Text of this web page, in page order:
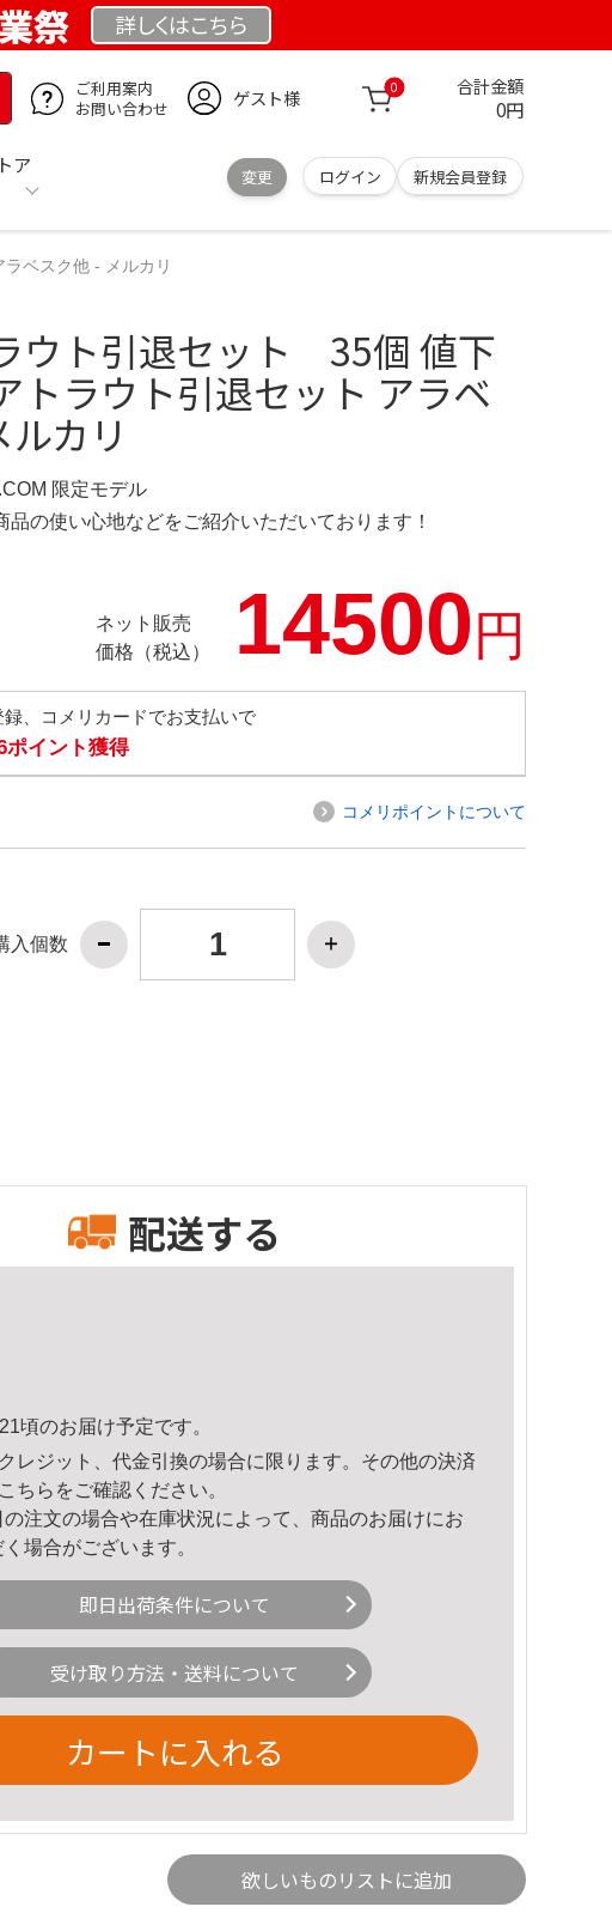
祭 詳しくはこちら
ご利用案内
お問い合わせ
ゲスト様 0 合計金額
0円
ア
変更 ログイン 新規会員登録
ベスク他 - メルカリ
ウト引退セット 35個 値下
トラウト引退セット アラベ
カリ
限定モデル
品の使い心地などをご紹介いただいております！
ネット販売
価格（税込）
14500円
、コメリカードでお支払いで
ポイント獲得
コメリポイントについて
入個数
配送する
頃のお届け予定です。
レジット、代金引換の場合に限ります。その他の決済
こちら をご確認ください。
注文の場合や在庫状況によって、商品のお届けにお
場合がございます。
即日出荷条件について
受け取り方法・送料について
カートに入れる
欲しいものリストに追加